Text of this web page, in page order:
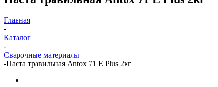
Главная
-
Каталог
-
Сварочные материалы
-Паста травильная Antox 71 E Plus 2кг